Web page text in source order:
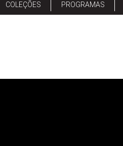
COLEÇÕES PROGRAMAS